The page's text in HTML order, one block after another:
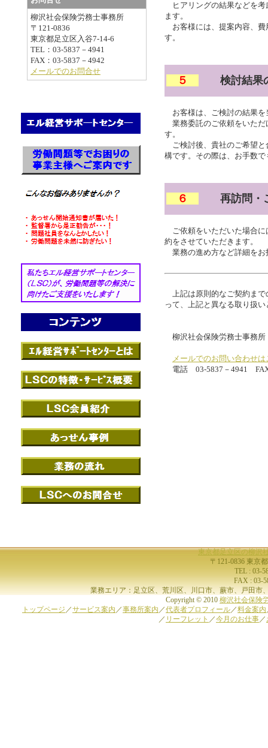
ヒアリングの結果などを考
ます。
お客様には、提案内容、費
す。
５ 検討結果
お客様は、ご検討の結果を
業務委託のご依頼をいただ
す。
ご検討後、貴社のご希望と
構です。その際は、お手数
６ 再訪問・
ご依頼をいただいた場合に
約をさせていただきます。
業務の進め方など詳細をお
上記は原則的なご契約まで
って、上記と異なる取り扱
柳沢社会保険労務士事
メールでのお問い合わせ
電話 03-5837－4941
柳沢社会保険労務士事務所
〒121-0836
東京都足立区入谷7-14-6
TEL：03-5837－4941
FAX：03-5837－4942
メールでのお問合せ
東京都足立区の柳沢
〒121-0836 東京
TEL : 03-
FAX : 03-
業務エリア：足立区、荒川区、川口市、蕨市、戸田市
Copyright © 2010 柳沢社会保険
トップページ ／サービス案内 ／事務所案内 ／代表者プロフィール／料金案内
／ リーフレット ／今月のお仕事／